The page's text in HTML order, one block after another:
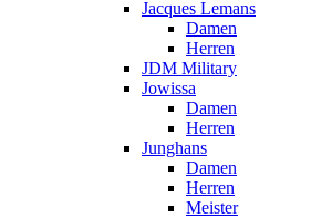
Jacques Lemans
Damen
Herren
JDM Military
Jowissa
Damen
Herren
Junghans
Damen
Herren
Meister